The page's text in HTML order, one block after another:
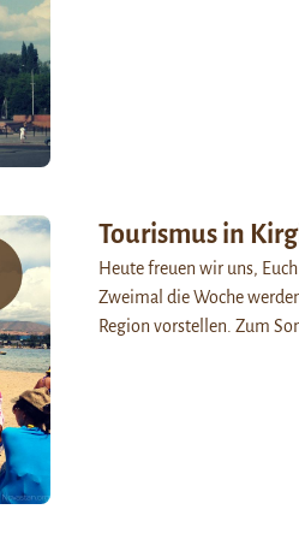
Tourismus in
Heute freuen wir uns,
Zweimal die Woche
Region vorstellen. Zum